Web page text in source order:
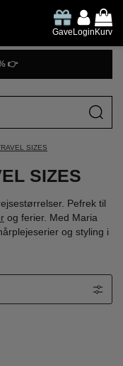
GaveLoginKurv
SIZES
SIZES
Pefrek til
og ferier. Med Maria
og styling i